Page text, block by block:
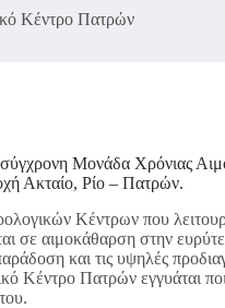
Κέντρο Πατρών
Μονάδα Χρόνιας
Ακταίο, Ρίο – Πατρών.
Κέντρων που
σε αιμοκάθαρση στην
και τις υψηλές
Κέντρο Πατρών εγγυάται